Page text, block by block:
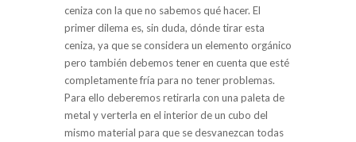
ceniza con la que no sabemos qué hacer. El
primer dilema es, sin duda, dónde tirar esta
ceniza, ya que se considera un elemento orgánico
pero también debemos tener en cuenta que esté
completamente fría para no tener problemas.
Para ello deberemos retirarla con una paleta de
metal y verterla en el interior de un cubo del
mismo material para que se desvanezcan todas